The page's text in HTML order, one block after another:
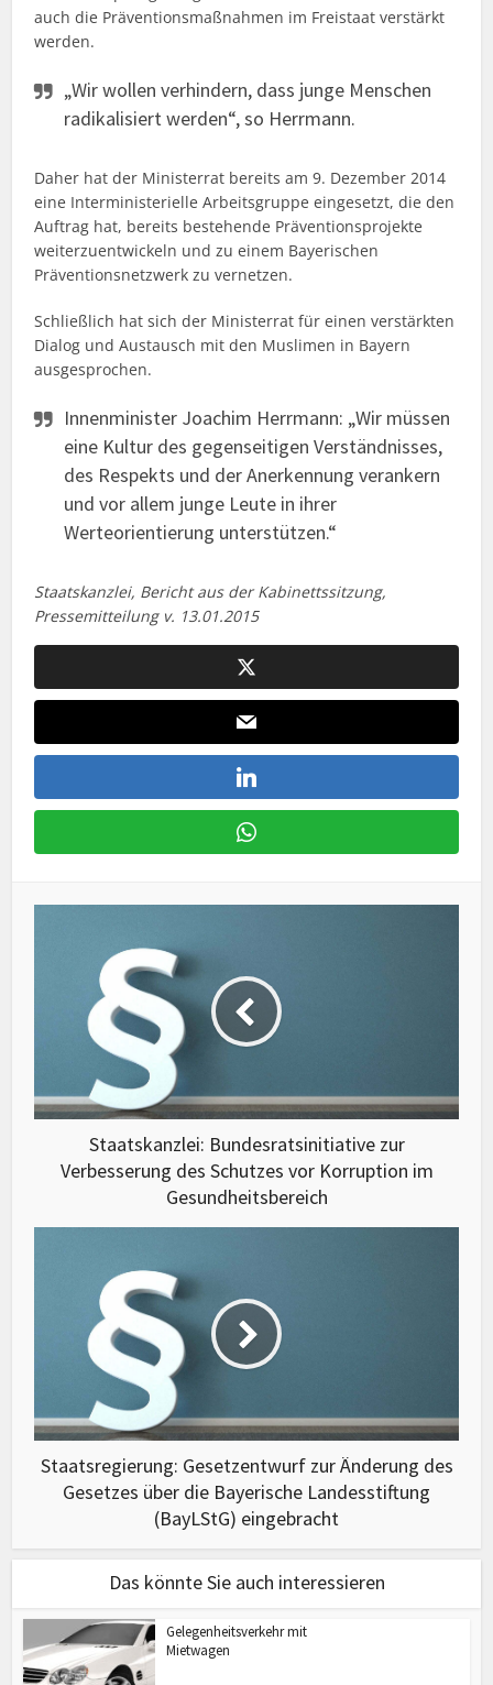
auch die Präventionsmaßnahmen im Freistaat verstärkt
werden.
„Wir wollen verhindern, dass junge Menschen
radikalisiert werden“, so Herrmann.
Daher hat der Ministerrat bereits am 9. Dezember 2014
eine Interministerielle Arbeitsgruppe eingesetzt, die den
Auftrag hat, bereits bestehende Präventionsprojekte
weiterzuentwickeln und zu einem Bayerischen
Präventionsnetzwerk zu vernetzen.
Schließlich hat sich der Ministerrat für einen verstärkten
Dialog und Austausch mit den Muslimen in Bayern
ausgesprochen.
Innenminister Joachim Herrmann: „Wir müssen
eine Kultur des gegenseitigen Verständnisses,
des Respekts und der Anerkennung verankern
und vor allem junge Leute in ihrer
Werteorientierung unterstützen.“
Staatskanzlei, Bericht aus der Kabinettssitzung,
Pressemitteilung v. 13.01.2015
Staatskanzlei: Bundesratsinitiative zur
Verbesserung des Schutzes vor Korruption im
Gesundheitsbereich
Staatsregierung: Gesetzentwurf zur Änderung des
Gesetzes über die Bayerische Landesstiftung
(BayLStG) eingebracht
Das könnte Sie auch interessieren
Gelegenheitsverkehr mit
Mietwagen